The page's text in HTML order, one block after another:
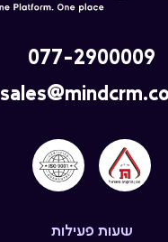
שעות פעילות
077-2900009